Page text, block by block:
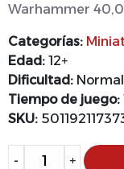
Warhammer
Categorías:
Edad: 12+
Dificultad: Normal
Tiempo de juego:
SKU:
- +
Alternative: